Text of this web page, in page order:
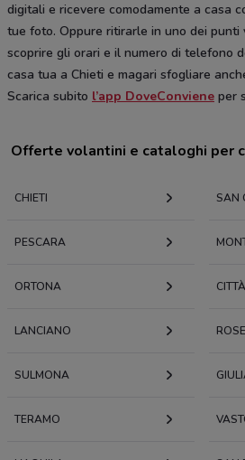
digitali e ricevere comodamente a casa
tue foto. Oppure ritirarle in uno dei punti
scoprire gli orari e il numero di telefono
casa tua a Chieti e magari sfogliare
Scarica subito l’app DoveConviene per
Offerte volantini e cataloghi per
CHIETI SAN
PESCARA
ORTONA
LANCIANO
SULMONA
TERAMO